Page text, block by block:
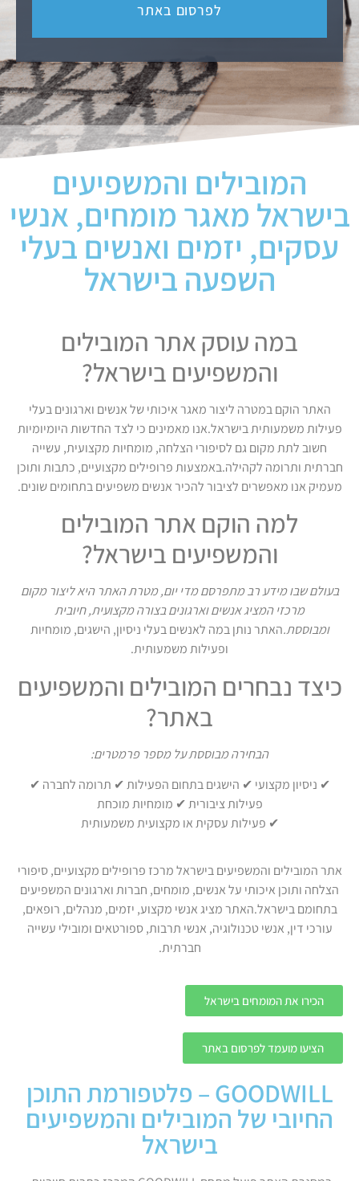
לפרסום באתר
המובילים והמשפיעים
בישראל מאגר מומחים, אנשי
עסקים, יזמים ואנשים בעלי
השפעה בישראל
במה עוסק אתר המובילים
והמשפיעים בישראל?
האתר הוקם במטרה ליצור מאגר איכותי של אנשים וארגונים בעלי
פעילות משמעותית בישראל.אנו מאמינים כי לצד החדשות היומיומיות
חשוב לתת מקום גם לסיפורי הצלחה, מומחיות מקצועית, עשייה
חברתית ותרומה לקהילה.באמצעות פרופילים מקצועיים, כתבות ותוכן
מעמיק אנו מאפשרים לציבור להכיר אנשים משפיעים בתחומים שונים.
למה הוקם אתר המובילים
והמשפיעים בישראל?
בעולם שבו מידע רב מתפרסם מדי יום, מטרת האתר היא ליצור מקום
מרכזי המציג אנשים וארגונים בצורה מקצועית, חיובית
ומבוססת.האתר נותן במה לאנשים בעלי ניסיון, הישגים, מומחיות
ופעילות משמעותית.
כיצד נבחרים המובילים והמשפיעים
באתר?
הבחירה מבוססת על מספר פרמטרים:
✔ ניסיון מקצועי ✔ הישגים בתחום הפעילות ✔ תרומה לחברה ✔
פעילות ציבורית ✔ מומחיות מוכחת
✔ פעילות עסקית או מקצועית משמעותית
אתר המובילים והמשפיעים בישראל מרכז פרופילים מקצועיים, סיפורי
הצלחה ותוכן איכותי על אנשים, מומחים, חברות וארגונים המשפיעים
בתחומם בישראל.האתר מציג אנשי מקצוע, יזמים, מנהלים, רופאים,
עורכי דין, אנשי טכנולוגיה, אנשי תרבות, ספורטאים ומובילי עשייה
חברתית.
הכירו את המומחים בישראל
הציעו מועמד לפרסום באתר
GOODWILL – פלטפורמת התוכן
החיובי של המובילים והמשפיעים
בישראל